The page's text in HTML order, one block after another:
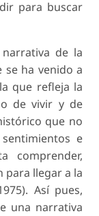
para buscar
de la
ha venido a
que refleja la
de vivir y de
que no
e
comprender,
llegar a la
Así pues,
una narrativa